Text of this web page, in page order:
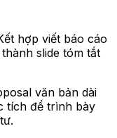
hợp viết báo cáo
slide tóm tắt
văn bản dài
tích để trình bày